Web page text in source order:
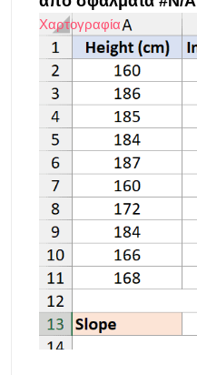
Χαρτογραφία